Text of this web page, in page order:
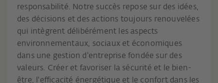
responsabilité. Notre succès repose sur des idées,
des décisions et des actions toujours renouvelées
qui intègrent délibérément les aspects
environnementaux, sociaux et économiques
dans une gestion d'entreprise fondée sur des
valeurs. Créer et favoriser la sécurité et le bien-
être, l'efficacité énergétique et le confort dans les